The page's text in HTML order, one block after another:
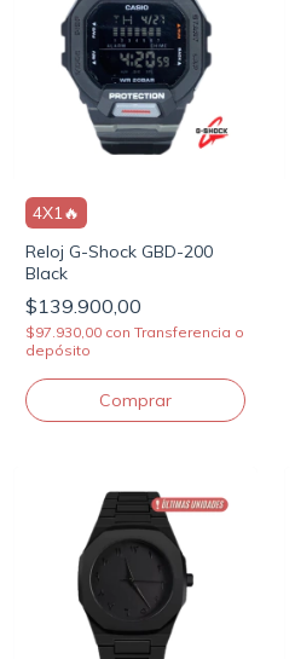
4X1🔥
Reloj G-Shock GBD-200
Black
$139.900,00
$97.930,00 con Transferencia o
depósito